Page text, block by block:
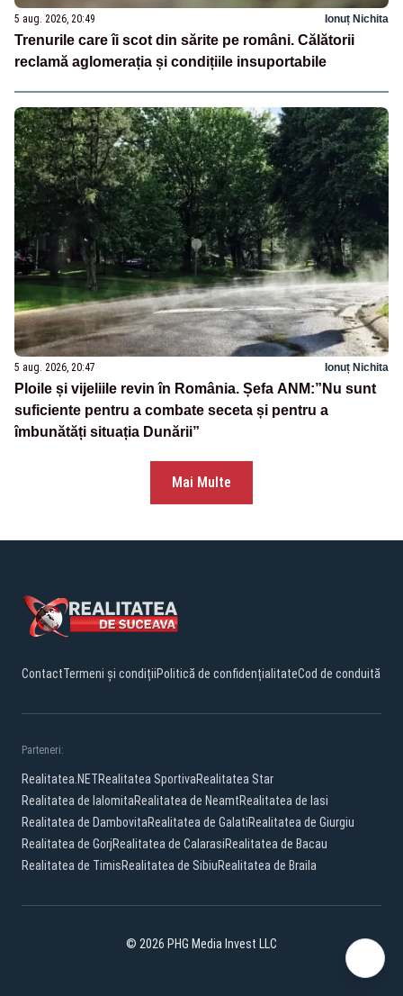
5 aug. 2026, 20:49 Ionuț Nichita
Trenurile care îi scot din sărite pe români. Călătorii
reclamă aglomerația și condițiile insuportabile
5 aug. 2026, 20:47 Ionuț Nichita
Ploile și vijeliile revin în România. Șefa ANM:”Nu sunt
suficiente pentru a combate seceta și pentru a
îmbunătăți situația Dunării”
Mai Multe
ContactTermeni și condițiiPolitică de confidențialitateCod de conduită
Parteneri:
Realitatea.NETRealitatea SportivaRealitatea Star
Realitatea de IalomitaRealitatea de NeamtRealitatea de Iasi
Realitatea de DambovitaRealitatea de GalatiRealitatea de Giurgiu
Realitatea de GorjRealitatea de CalarasiRealitatea de Bacau
Realitatea de TimisRealitatea de SibiuRealitatea de Braila
© 2026 PHG Media Invest LLC